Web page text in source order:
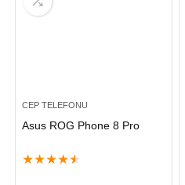
CEP TELEFONU
Asus ROG Phone 8 Pro
★★★★★